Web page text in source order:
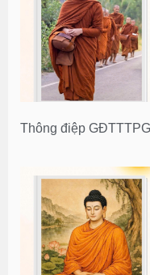
Thông điệp